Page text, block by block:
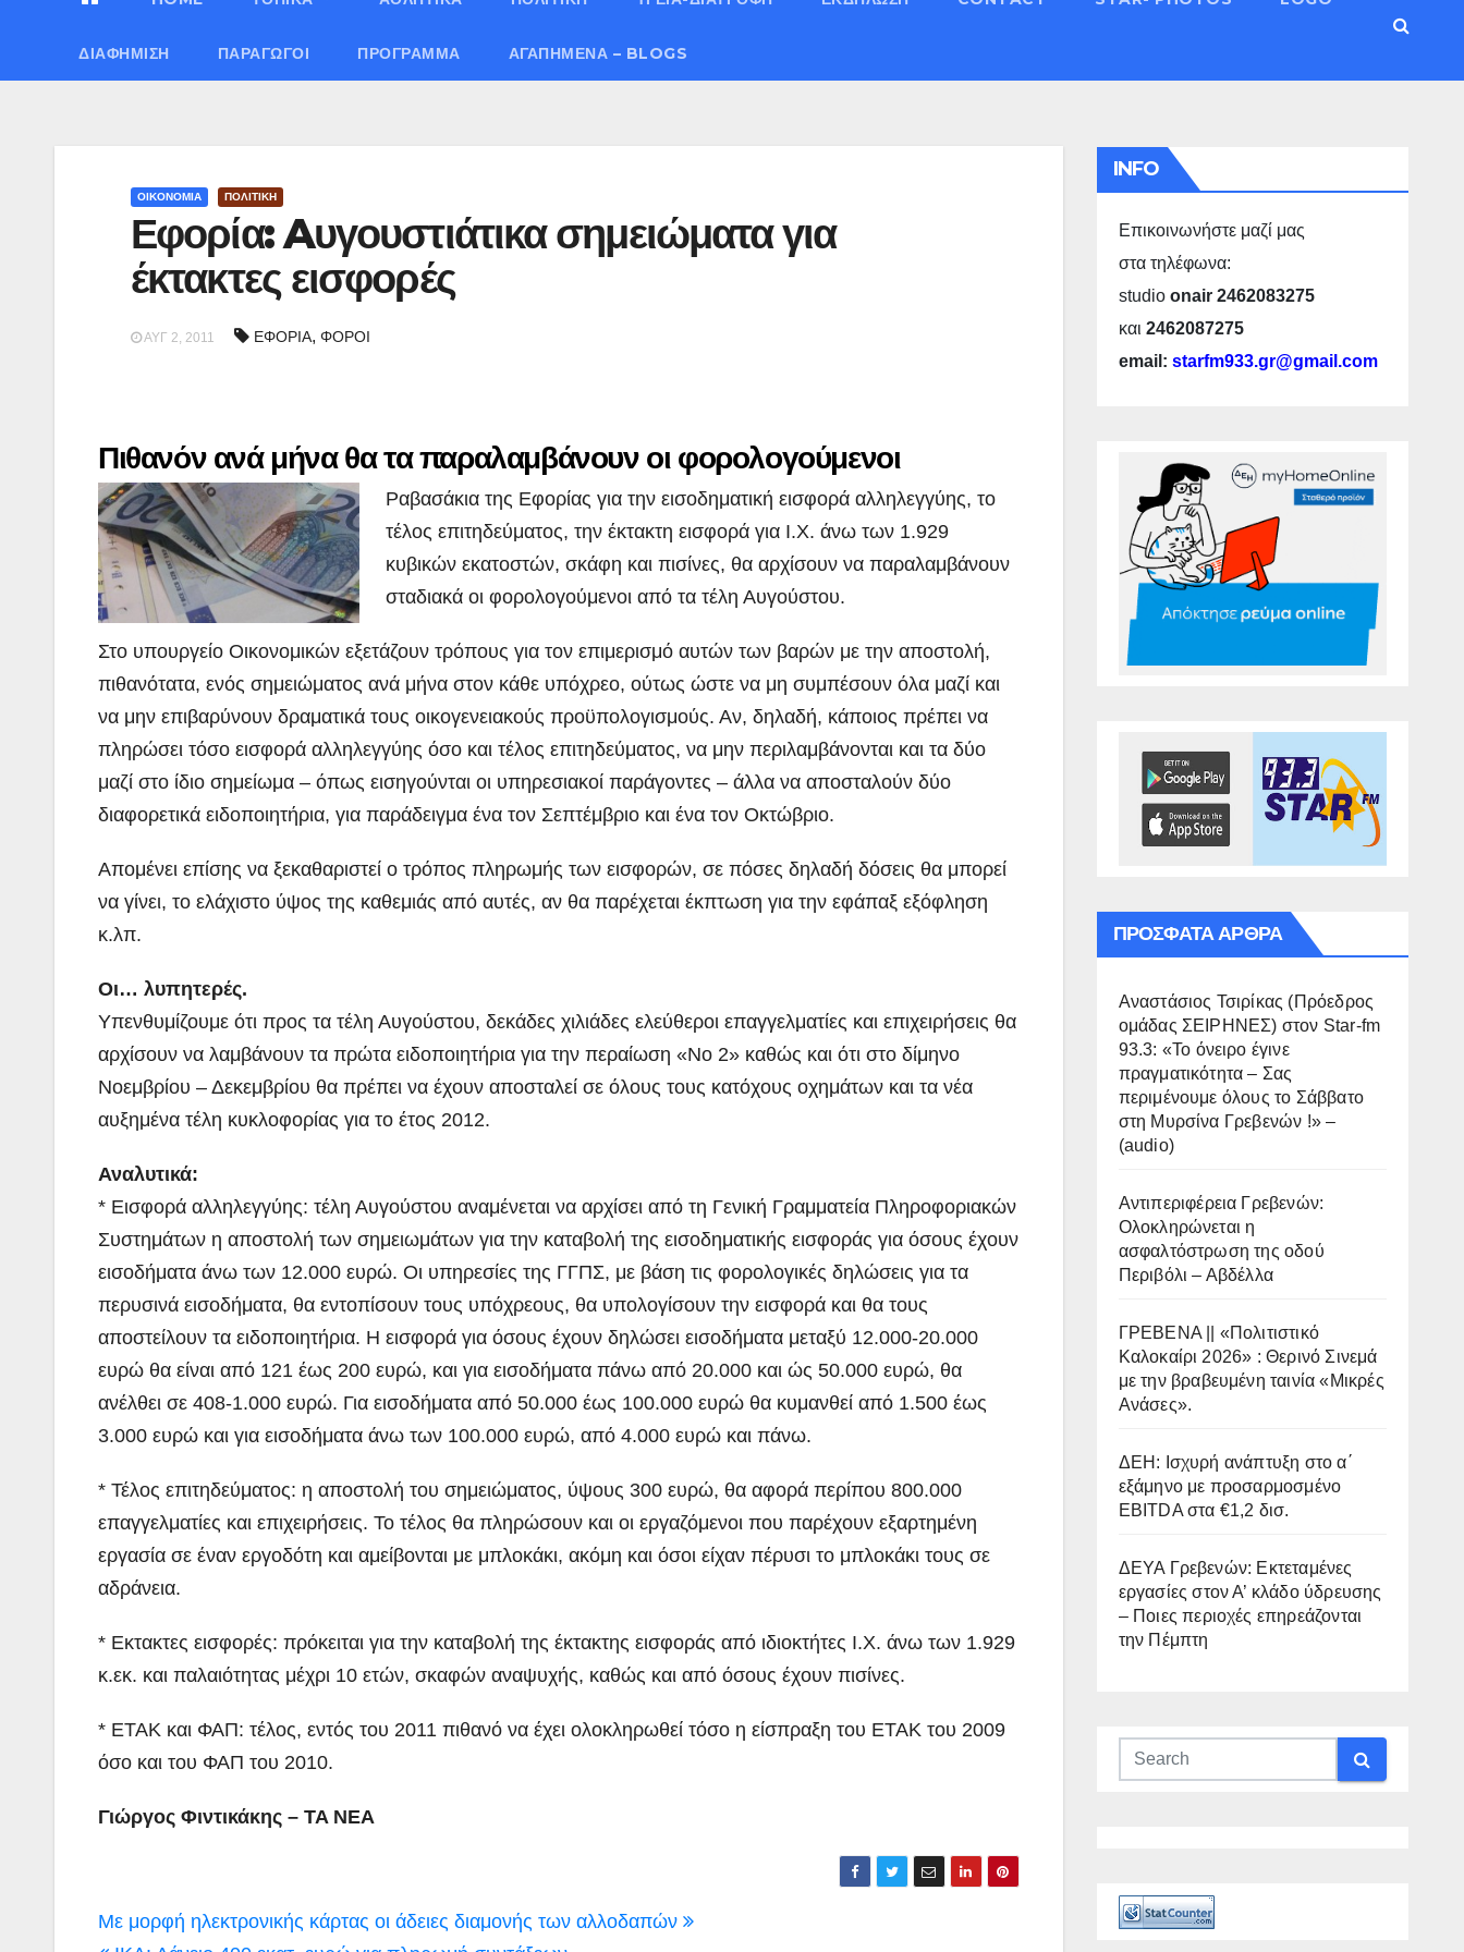
ΔΙΑΦΉΜΙΣΗ ΠΑΡΑΓΩΓΟΊ ΠΡΌΓΡΑΜΜΑ ΑΓΑΠΗΜΈΝΑ – BLOGS
ΟΙΚΟΝΟΜΙΑ ΠΟΛΙΤΙΚΗ
Εφορία: Aυγουστιάτικα σημειώματα για
έκτακτες εισφορές
ΑΥΓ 2, 2011 ΕΦΟΡΙΑ, ΦΟΡΟΙ
Πιθανόν ανά μήνα θα τα παραλαμβάνουν οι φορολογούμενοι
Ραβασάκια της Εφορίας για την εισοδηματική εισφορά αλληλεγγύης, το
τέλος επιτηδεύματος, την έκτακτη εισφορά για Ι.Χ. άνω των 1.929
κυβικών εκατοστών, σκάφη και πισίνες, θα αρχίσουν να παραλαμβάνουν
σταδιακά οι φορολογούμενοι από τα τέλη Αυγούστου.
Στο υπουργείο Οικονομικών εξετάζουν τρόπους για τον επιμερισμό αυτών των βαρών με την αποστολή,
πιθανότατα, ενός σημειώματος ανά μήνα στον κάθε υπόχρεο, ούτως ώστε να μη συμπέσουν όλα μαζί και
να μην επιβαρύνουν δραματικά τους οικογενειακούς προϋπολογισμούς. Αν, δηλαδή, κάποιος πρέπει να
πληρώσει τόσο εισφορά αλληλεγγύης όσο και τέλος επιτηδεύματος, να μην περιλαμβάνονται και τα δύο
μαζί στο ίδιο σημείωμα – όπως εισηγούνται οι υπηρεσιακοί παράγοντες – άλλα να αποσταλούν δύο
διαφορετικά ειδοποιητήρια, για παράδειγμα ένα τον Σεπτέμβριο και ένα τον Οκτώβριο.
Απομένει επίσης να ξεκαθαριστεί ο τρόπος πληρωμής των εισφορών, σε πόσες δηλαδή δόσεις θα μπορεί
να γίνει, το ελάχιστο ύψος της καθεμιάς από αυτές, αν θα παρέχεται έκπτωση για την εφάπαξ εξόφληση
κ.λπ.
Οι… λυπητερές.
Υπενθυμίζουμε ότι προς τα τέλη Αυγούστου, δεκάδες χιλιάδες ελεύθεροι επαγγελματίες και επιχειρήσεις θα
αρχίσουν να λαμβάνουν τα πρώτα ειδοποιητήρια για την περαίωση «Νο 2» καθώς και ότι στο δίμηνο
Νοεμβρίου – Δεκεμβρίου θα πρέπει να έχουν αποσταλεί σε όλους τους κατόχους οχημάτων και τα νέα
αυξημένα τέλη κυκλοφορίας για το έτος 2012.
Αναλυτικά:
* Εισφορά αλληλεγγύης: τέλη Αυγούστου αναμένεται να αρχίσει από τη Γενική Γραμματεία Πληροφοριακών
Συστημάτων η αποστολή των σημειωμάτων για την καταβολή της εισοδηματικής εισφοράς για όσους έχουν
εισοδήματα άνω των 12.000 ευρώ. Οι υπηρεσίες της ΓΓΠΣ, με βάση τις φορολογικές δηλώσεις για τα
περυσινά εισοδήματα, θα εντοπίσουν τους υπόχρεους, θα υπολογίσουν την εισφορά και θα τους
αποστείλουν τα ειδοποιητήρια. Η εισφορά για όσους έχουν δηλώσει εισοδήματα μεταξύ 12.000-20.000
ευρώ θα είναι από 121 έως 200 ευρώ, και για εισοδήματα πάνω από 20.000 και ώς 50.000 ευρώ, θα
ανέλθει σε 408-1.000 ευρώ. Για εισοδήματα από 50.000 έως 100.000 ευρώ θα κυμανθεί από 1.500 έως
3.000 ευρώ και για εισοδήματα άνω των 100.000 ευρώ, από 4.000 ευρώ και πάνω.
* Τέλος επιτηδεύματος: η αποστολή του σημειώματος, ύψους 300 ευρώ, θα αφορά περίπου 800.000
επαγγελματίες και επιχειρήσεις. Το τέλος θα πληρώσουν και οι εργαζόμενοι που παρέχουν εξαρτημένη
εργασία σε έναν εργοδότη και αμείβονται με μπλοκάκι, ακόμη και όσοι είχαν πέρυσι το μπλοκάκι τους σε
αδράνεια.
* Εκτακτες εισφορές: πρόκειται για την καταβολή της έκτακτης εισφοράς από ιδιοκτήτες Ι.Χ. άνω των 1.929
κ.εκ. και παλαιότητας μέχρι 10 ετών, σκαφών αναψυχής, καθώς και από όσους έχουν πισίνες.
* ΕΤΑΚ και ΦΑΠ: τέλος, εντός του 2011 πιθανό να έχει ολοκληρωθεί τόσο η είσπραξη του ΕΤΑΚ του 2009
όσο και του ΦΑΠ του 2010.
Γιώργος Φιντικάκης – TA NEA
Πλοήγηση
Με μορφή ηλεκτρονικής κάρτας οι άδειες διαμονής των αλλοδαπών
INFO
Επικοινωνήστε μαζί μας
στα τηλέφωνα:
studio onair 2462083275
και 2462087275
email: starfm933.gr@gmail.com
ΠΡΌΣΦΑΤΑ ΆΡΘΡΑ
Αναστάσιος Τσιρίκας (Πρόεδρος
ομάδας ΣΕΙΡΗΝΕΣ) στον Star-fm
93.3: «Το όνειρο έγινε
πραγματικότητα – Σας
περιμένουμε όλους το Σάββατο
στη Μυρσίνα Γρεβενών !» –
(audio)
Αντιπεριφέρεια Γρεβενών:
Ολοκληρώνεται η
ασφαλτόστρωση της οδού
Περιβόλι – Αβδέλλα
ΓΡΕΒΕΝΑ || «Πολιτιστικό
Καλοκαίρι 2026» : Θερινό Σινεμά
με την βραβευμένη ταινία «Μικρές
Ανάσες».
ΔΕΗ: Ισχυρή ανάπτυξη στο α΄
εξάμηνο με προσαρμοσμένο
EBITDA στα €1,2 δισ.
ΔΕΥΑ Γρεβενών: Εκτεταμένες
εργασίες στον Α’ κλάδο ύδρευσης
– Ποιες περιοχές επηρεάζονται
την Πέμπτη